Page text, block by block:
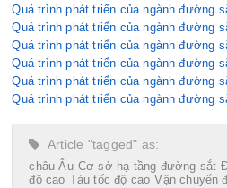
Quá trình phát triển của ngành đường
Quá trình phát triển của ngành đường
Quá trình phát triển của ngành đường
Quá trình phát triển của ngành đường
Quá trình phát triển của ngành đường
Quá trình phát triển của ngành đường
Article "tagged" as:
châu Âu Cơ sở hạ tầng đường sắt
độ cao Tàu tốc độ cao Vận chuyển